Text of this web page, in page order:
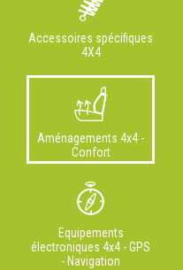
Accessoires spécifiques
4X4
Aménagements 4x4 -
Confort
Equipements
électroniques 4x4 - GPS
- Navigation